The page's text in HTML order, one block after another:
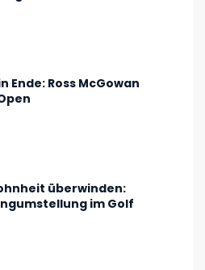
Ross McGowan
überwinden:
im Golf